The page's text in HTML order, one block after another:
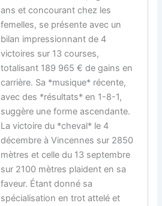
ans et concourant chez les
femelles, se présente avec un
bilan impressionnant de 4
victoires sur 13 courses,
totalisant 189 965 € de gains en
carrière. Sa *musique* récente,
avec des *résultats* en 1-8-1,
suggère une forme ascendante.
La victoire du *cheval* le 4
décembre à Vincennes sur 2850
mètres et celle du 13 septembre
sur 2100 mètres plaident en sa
faveur. Étant donné sa
spécialisation en trot attelé et